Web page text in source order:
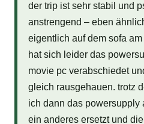
der trip ist sehr stabil und
anstrengend – eben
eigentlich auf dem sofa
hat sich leider das
movie pc verabschiedet
gleich rausgehauen. trotz
ich dann das powersupply
ein anderes ersetzt und